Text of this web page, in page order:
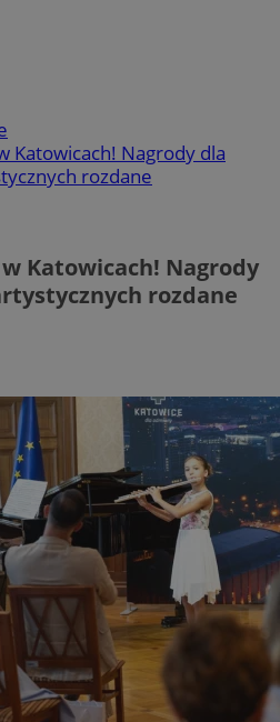
Katowicach! Nagrody dla
rozdane
Katowicach! Nagrody
rozdane